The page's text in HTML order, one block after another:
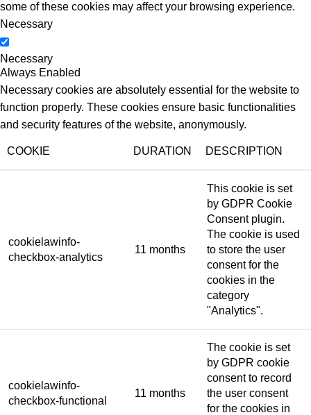
some of these cookies may affect your browsing experience.
Necessary
Necessary
Always Enabled
Necessary cookies are absolutely essential for the website to
function properly. These cookies ensure basic functionalities
and security features of the website, anonymously.
COOKIE DURATION DESCRIPTION
cookielawinfo-
checkbox-analytics
11 months
This cookie is set
by GDPR Cookie
Consent plugin.
The cookie is used
to store the user
consent for the
cookies in the
category
"Analytics".
cookielawinfo-
checkbox-functional
11 months
The cookie is set
by GDPR cookie
consent to record
the user consent
for the cookies in